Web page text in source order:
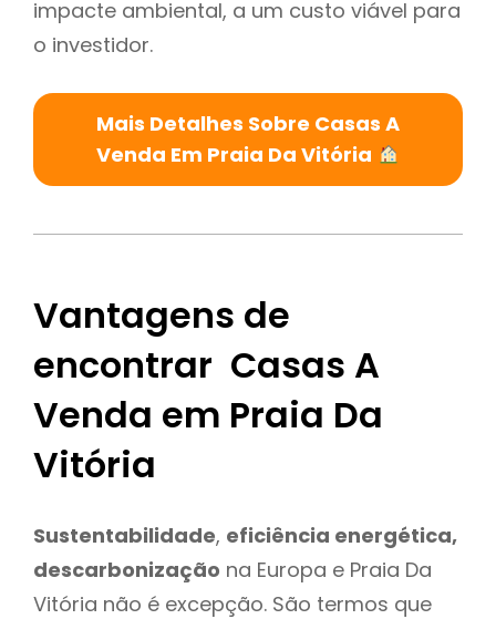
impacte ambiental, a um custo viável para
o investidor.
Mais Detalhes Sobre Casas A
Venda Em Praia Da Vitória
Vantagens de
encontrar Casas A
Venda em Praia Da
Vitória
Sustentabilidade, eficiência energética,
descarbonização na Europa e Praia Da
Vitória não é excepção. São termos que